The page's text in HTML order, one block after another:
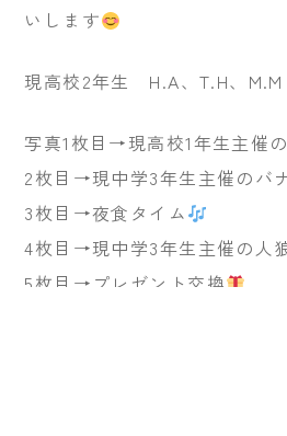
いします
現高校2年生 H.A、T.H、M.M
写真1枚目→現高校1年生主催
2枚目→現中学3年生主催のバ
3枚目→夜食タイム
4枚目→現中学3年生主催の人
5枚目→プレゼント交換